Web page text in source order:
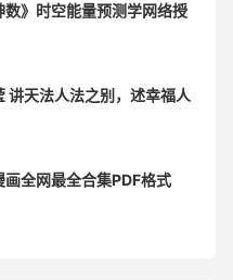
》时空能量预测学网络授
讲天法人法之别，述幸福人
画全网最全合集PDF格式